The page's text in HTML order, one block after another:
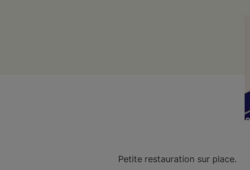
Petite restauration sur place.